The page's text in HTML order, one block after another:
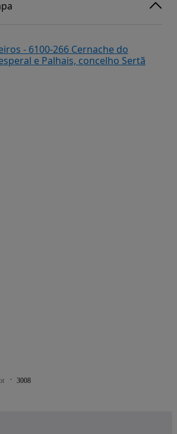
3008
- 6100-266 Cernache do
e Palhais, concelho Sertã